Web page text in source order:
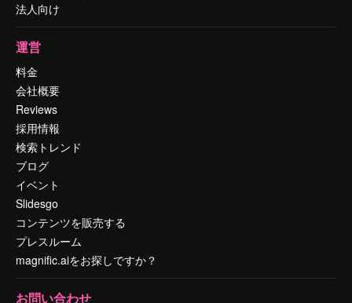
法人向け
運営
料金
会社概要
Reviews
採用情報
検索トレンド
ブログ
イベント
Slidesgo
コンテンツを販売する
プレスルーム
magnific.aiをお探しですか？
お問い合わせ